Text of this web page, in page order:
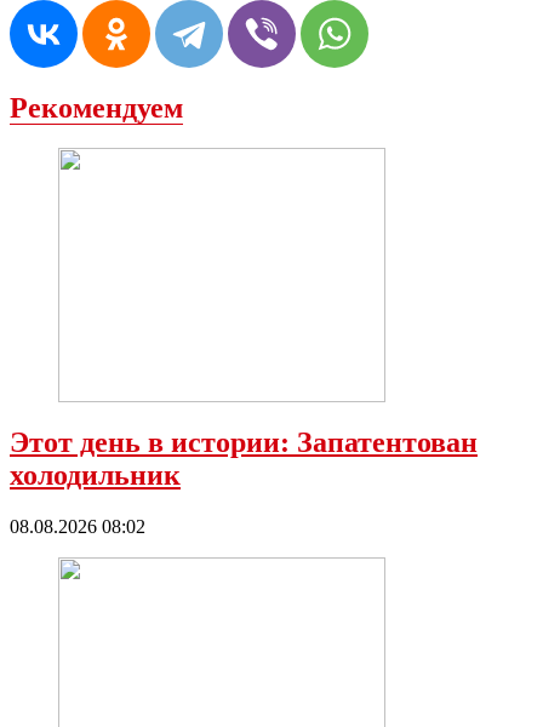
Рекомендуем
Этот день в истории: Запатентован
холодильник
08.08.2026 08:02